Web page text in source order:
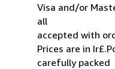
Visa and/or
all
accepted with
Prices are in
carefully packed